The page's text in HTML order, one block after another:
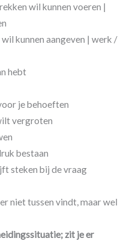
wil kunnen voeren |
kunnen aangeven | werk /
hebt
je behoeften
vergroten
bestaan
steken bij de vraag
niet tussen vindt, maar wel
zit je er